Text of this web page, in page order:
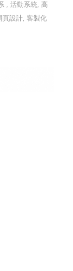
, 活動系統, 高
頁設計, 客製化